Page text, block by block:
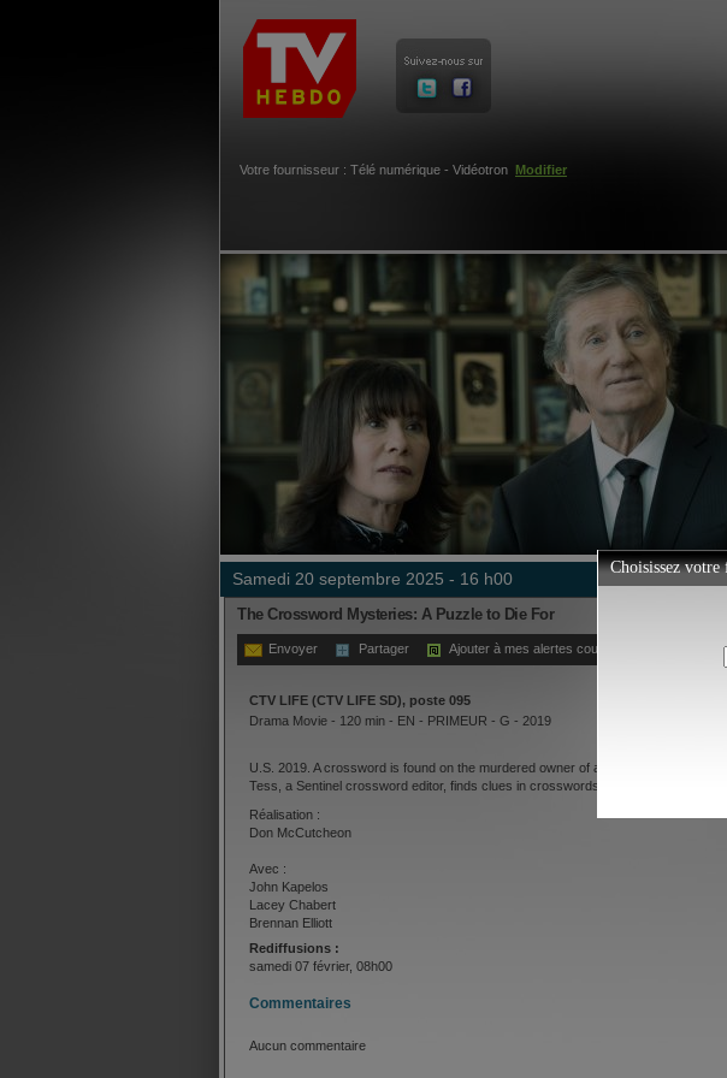
Votre fournisseur : Télé numérique - Vidéotron Modifier
samedi 20 septembre 2025 - 16 h00
The Crossword Mysteries: A Puzzle to Die For
Envoyer Partager Ajouter à mes alertes courriel
CTV LIFE (CTV LIFE SD), poste 095
Drama Movie - 120 min - EN - PRIMEUR - G - 2019
U.S. 2019. A crossword is found on the murdered owner of a burglarized art gallery.
Tess, a Sentinel crossword editor, finds clues in crosswords.
Réalisation :
Don McCutcheon
Avec :
John Kapelos
Lacey Chabert
Brennan Elliott
Rediffusions :
samedi 07 février, 08h00
Commentaires
Aucun commentaire